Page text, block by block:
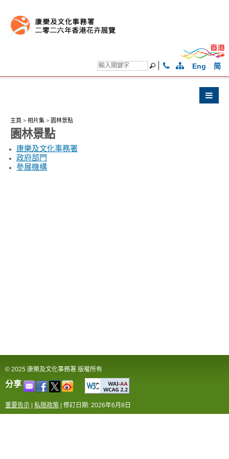
Eng 简
主頁 > 相片集 > 園林景點
園林景點
康樂及文化事務署
政府部門
參展機構
© 2025 康樂及文化事務署 版權所有
分享
重要告示 私隠政策 修訂日期: 2026年6月8日